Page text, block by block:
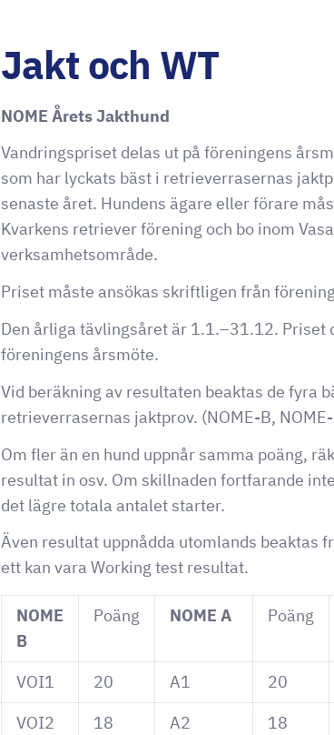
Jakt och WT
NOME Årets Jakthund
Vandringspriset delas ut på föreningens
som har lyckats bäst i retrieverrasernas
senaste året. Hundens ägare eller förare
Kvarkens retriever förening och bo inom
verksamhetsområde.
Priset måste ansökas skriftligen från
Den årliga tävlingsåret är 1.1.–31.12. Priset
föreningens årsmöte.
Vid beräkning av resultaten beaktas de fyra
retrieverrasernas jaktprov. (NOME-B,
Om fler än en hund uppnår samma poäng,
resultat in osv. Om skillnaden fortfarande
det lägre totala antalet starter.
Även resultat uppnådda utomlands beaktas
ett kan vara Working test resultat.
NOME
B
Poäng NOME A Poäng
VOI1 20 A1 20
VOI2
18 A2 18